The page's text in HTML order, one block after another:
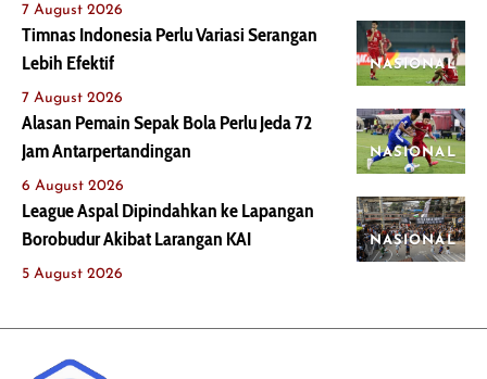
7 August 2026
NASIONAL
Timnas Indonesia Perlu Variasi Serangan
Lebih Efektif
7 August 2026
NASIONAL
Alasan Pemain Sepak Bola Perlu Jeda 72
Jam Antarpertandingan
6 August 2026
NASIONAL
League Aspal Dipindahkan ke Lapangan
Borobudur Akibat Larangan KAI
5 August 2026